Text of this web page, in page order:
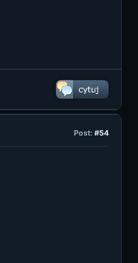
Post: #54